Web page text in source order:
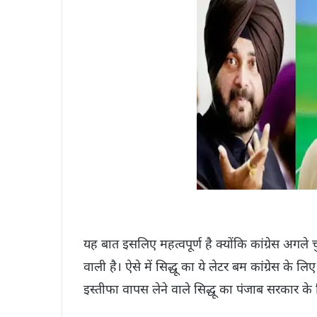
यह बात इसलिए महत्वपूर्ण है क्योंकि कांग्रेस
वाली है। ऐसे में सिद्धू का ये लेटर बम कांग्रेस के
इस्तीफा वापस लेने वाले सिद्धू का पंजाब सरकार के